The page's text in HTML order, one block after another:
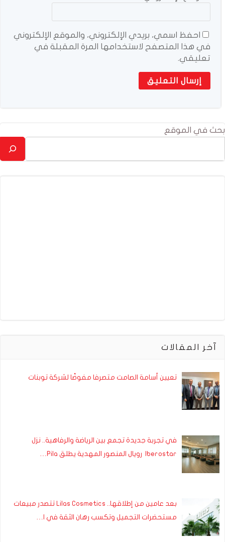
احفظ اسمي، بريدي الإلكتروني، والموقع الإلكتروني
في هذا المتصفح لاستخدامها المرة المقبلة في
تعليقي.
بحث في الموقع
آخر المقالات
تعيين أسامة الصامت متصرفا مفوضًا لشركة توبنات
في تجربة جديدة تجمع بين الرياضة والرفاهية.. نزل
Iberostar رويال المنصور المهدية يطلق Pila…
بعد عامين من إطلاقها.. Lilas Cosmetics تتصدر مبيعات
مستحضرات التجميل وتكسب رهان الثقة في ا…